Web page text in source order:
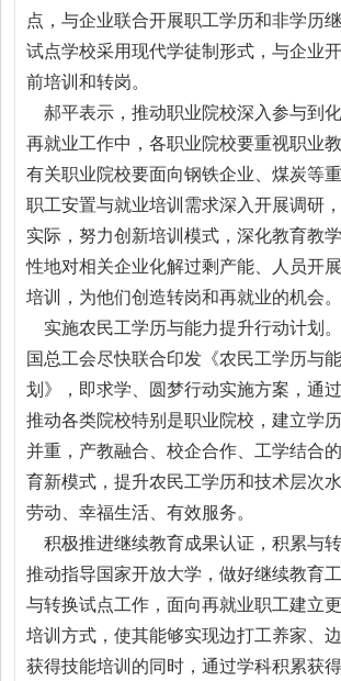
点，与企业联合开展职工学历和非学历
试点学校采用现代学徒制形式，与企业
前培训和转岗。
郝平表示，推动职业院校深入参与到
再就业工作中，各职业院校要重视职业
有关职业院校要面向钢铁企业、煤炭等
职工安置与就业培训需求深入开展调研
实际，努力创新培训模式，深化教育教
性地对相关企业化解过剩产能、人员开
培训，为他们创造转岗和再就业的机会。
实施农民工学历与能力提升行动计划
国总工会尽快联合印发《农民工学历与
划》，即求学、圆梦行动实施方案，通
推动各类院校特别是职业院校，建立学
并重，产教融合、校企合作、工学结合
育新模式，提升农民工学历和技术层次
劳动、幸福生活、有效服务。
积极推进继续教育成果认证，积累与转
推动指导国家开放大学，做好继续教育
与转换试点工作，面向再就业职工建立
培训方式，使其能够实现边打工养家、
获得技能培训的同时，通过学科积累获得